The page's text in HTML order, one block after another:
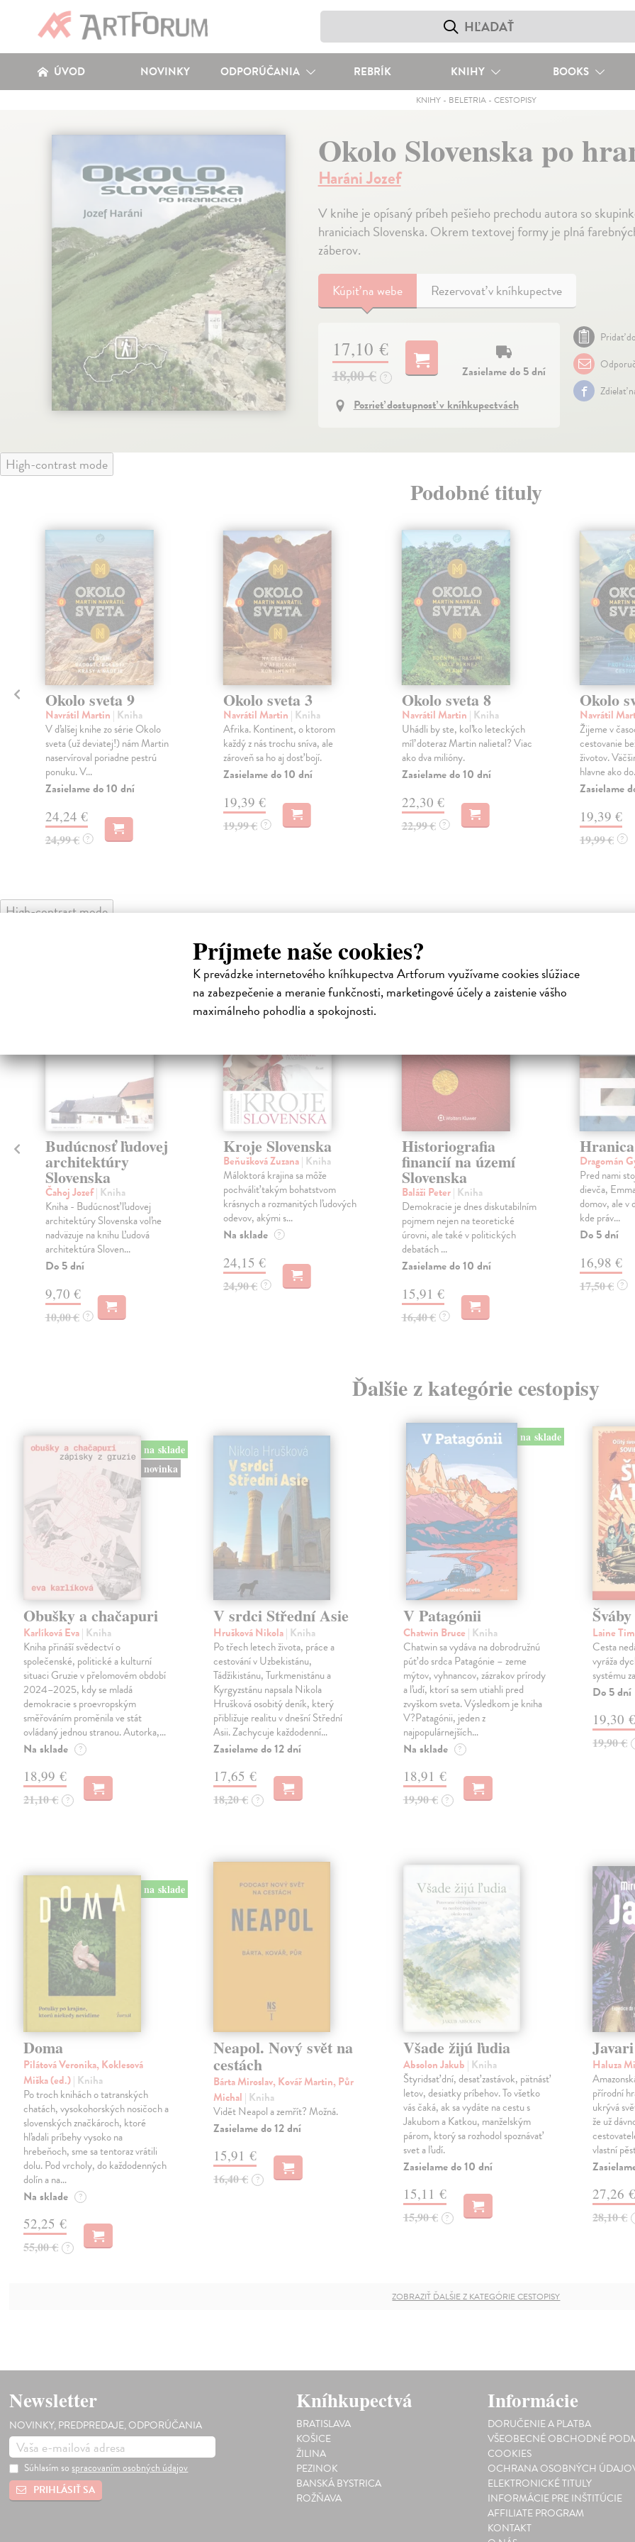
Príjmete naše cookies?
K prevádzke internetového kníhkupectva Artforum využívame cookies slúžiace
na zabezpečenie a meranie funkčnosti, marketingové účely a zaistenie vášho
maximálneho pohodlia a spokojnosti.
ÚVOD NOVINKY ODPORÚČANIA REBRÍK KNIHY BOOKS
KNIHY- BELETRIA- CESTOPISY
Okolo Slovenska po
Haráni Jozef
V knihe je opísaný príbeh pešieho prechodu autora so
hraniciach Slovenska. Okrem textovej formy je plná
záberov.
Kúpiťna webe Rezervovať v kníhkupectve
17,10 €
18,00 € ?
Zasielame do 5 dní
Pozrieť dostupnosť v kníhkupectvách
Pridať
Zdielať
High-contrast mode
Podobné tituly
Okolo sveta 9
Navrátil Martin | Kniha
V ďalšej knihe zo série Okolo
sveta (už deviatej!) nám Martin
naservíroval poriadne pestrú
ponuku. V...
Zasielame do 10 dní
24,24 €
24,99 € ?
Okolo sveta 3
Navrátil Martin | Kniha
Afrika. Kontinent, o ktorom
každý z nás trochu sníva, ale
zároveň sa ho aj dosť bojí.
Zasielame do 10 dní
19,39 €
19,99 € ?
Okolo sveta 8
Navrátil Martin | Kniha
Uhádli by ste, koľko leteckých
míľ doteraz Martin nalietal? Viac
ako dva milióny.
Zasielame do 10 dní
22,30 €
22,99 € ?
Okolo
Navrátil
Žijeme v
cestovanie
životov.
hlavne ako
Zasielame
19,39 €
19,99 € ?
High-contrast mode
Čitatelia s podobným vkusom si kúpili
Budúcnosť ľudovej
architektúry
Slovenska
Čahoj Jozef| Kniha
Kniha - Budúcnosť ľudovej
architektúry Slovenska voľne
nadväzuje na knihu Ľudová
architektúra Sloven...
Do 5 dní
9,70 €
10,00 € ?
na sklade
Kroje Slovenska
Beňušková Zuzana| Kniha
Máloktorá krajina sa môže
pochváliť takým bohatstvom
krásnych a rozmanitých ľudových
odevov, akými s...
Na sklade ?
24,15 €
24,90 € ?
Historiografia
financií na území
Slovenska
Baláži Peter| Kniha
Demokracie je dnes diskutabilním
pojmem nejen na teoretické
úrovni, ale také v politických
debatách ...
Zasielame do 10 dní
15,91 €
16,40 € ?
Hranica
Dragomán
Pred nami
dievča,
domov, ale v
kde práv...
Do 5 dní
16,98 €
17,50 € ?
Ďalšie z kategórie cestopisy
na sklade
novinka
Obušky a chačapuri
Karlíková Eva| Kniha
Kniha přináší svědectví o
společenské, politické a kulturní
situaci Gruzie v přelomovém období
2024–2025, kdy se mladá
demokracie s proevropským
směřováním proměnila ve stát
ovládaný jednou stranou. Autorka,…
Na sklade ?
18,99 €
21,10 € ?
V srdci Střední Asie
Hrušková Nikola| Kniha
Po třech letech života, práce a
cestování v Uzbekistánu,
Tádžikistánu, Turkmenistánu a
Kyrgyzstánu napsala Nikola
Hrušková osobitý deník, který
přibližuje realitu v dnešní Střední
Asii. Zachycuje každodenní…
Zasielame do 12 dní
17,65 €
18,20 € ?
na sklade
V Patagónii
Chatwin Bruce | Kniha
Chatwin sa vydáva na dobrodružnú
púť do srdca Patagónie – zeme
mýtov, vyhnancov, zázrakov prírody
a ľudí, ktorí sa sem utiahli pred
zvyškom sveta. Výsledkom je kniha
V?Patagónii, jeden z
najpopulárnejších…
Na sklade ?
18,91 €
19,90 € ?
Laine
Cesta
vyráža
systému
Do 5 dní
19,30 €
19,90 €
na sklade
Doma
Pilátová Veronika, Koklesová
Miška (ed.)| Kniha
Po troch knihách o tatranských
chatách, vysokohorských nosičoch a
slovenských značkároch, ktoré
hľadali príbehy vysoko na
hrebeňoch, sme sa tentoraz vrátili
dolu. Pod vrcholy, do každodenných
dolín a na…
Na sklade ?
52,25 €
55,00 € ?
Neapol. Nový svět na
cestách
Bárta Miroslav, Kovář Martin, Půr
Michal | Kniha
Vidět Neapol a zemřít? Možná.
Zasielame do 12 dní
15,91 €
16,40 € ?
Všade žijú ľudia
Absolon Jakub | Kniha
Štyridsať dní, desať zastávok, pätnásť
letov, desiatky príbehov. To všetko
vás čaká, ak sa vydáte na cestu s
Jakubom a Katkou, manželským
párom, ktorý sa rozhodol spoznávať
svet a ľudí.
Zasielame do 10 dní
15,11 €
15,90 € ?
Javari
Haluza
přírodní
ukrývá
že už
vlastní
27,26 €
28,10 €
ZOBRAZIŤ ĎALŠIE Z KATEGÓRIE CESTOPISY
Newsletter
NOVINKY, PREDPREDAJE, ODPORÚČANIA
Súhlasím sospracovaním osobných údajov
PRIHLÁSIŤ SA
Kníhkupectvá
BRATISLAVA
KOŠICE
ŽILINA
PEZINOK
BANSKÁ BYSTRICA
ROŽŇAVA
Informácie
DORUČENIE A PLATBA
VŠEOBECNÉ OBCHODNÉ
COOKIES
OCHRANA OSOBNÝCH
ELEKTRONICKÉ TITULY
INFORMÁCIE PRE INŠTITÚCIE
AFFILIATE PROGRAM
KONTAKT